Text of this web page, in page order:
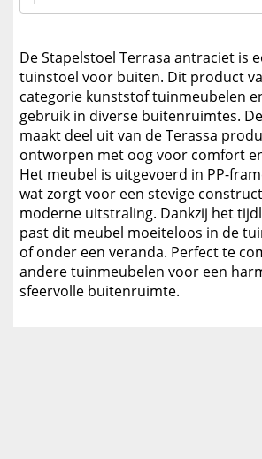
De Stapelstoel Terrasa antraciet is
tuinstoel voor buiten. Dit product
categorie kunststof tuinmeubelen
gebruik in diverse buitenruimtes.
maakt deel uit van de Terassa
ontworpen met oog voor comfort
Het meubel is uitgevoerd in PP-
wat zorgt voor een stevige
moderne uitstraling. Dankzij het
past dit meubel moeiteloos in de
of onder een veranda. Perfect te
andere tuinmeubelen voor een
sfeervolle buitenruimte.